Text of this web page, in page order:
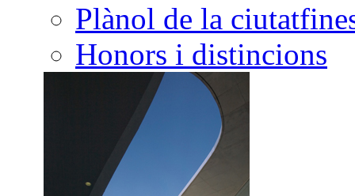
Plànol de la ciutat
Honors i distincions